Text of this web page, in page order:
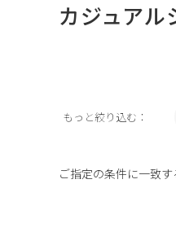
カジュア
もっと絞り込む：
ご指定の条件に一致す